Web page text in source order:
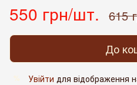
550 грн/шт. 615
До
% Увійти для відображення